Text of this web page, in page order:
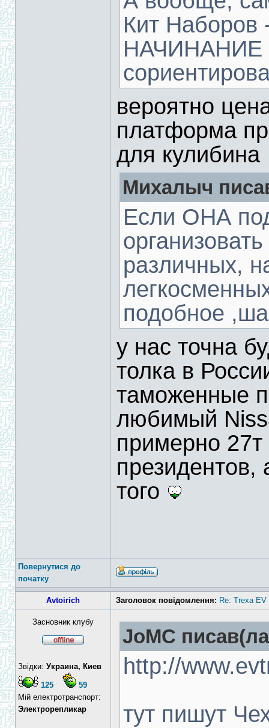
Кит
НАЧИНАНИЕ
вероятно
платформа
для кулибина
Михалыч
Если ОНА
различных,
подобное
у нас точна
толка в
таможенные
любимый
примерно
президентов,
того
Повернутися до
початку
Avtoirich Заголовок повідомлення: Re: Trexa EV
Засновник клубу
Звідки: Украина, Киев
125
59
Мій електротранспорт:
Электрорепликар
JoMC
http://
тут пишут